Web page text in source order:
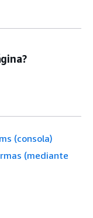
(consola)
(mediante